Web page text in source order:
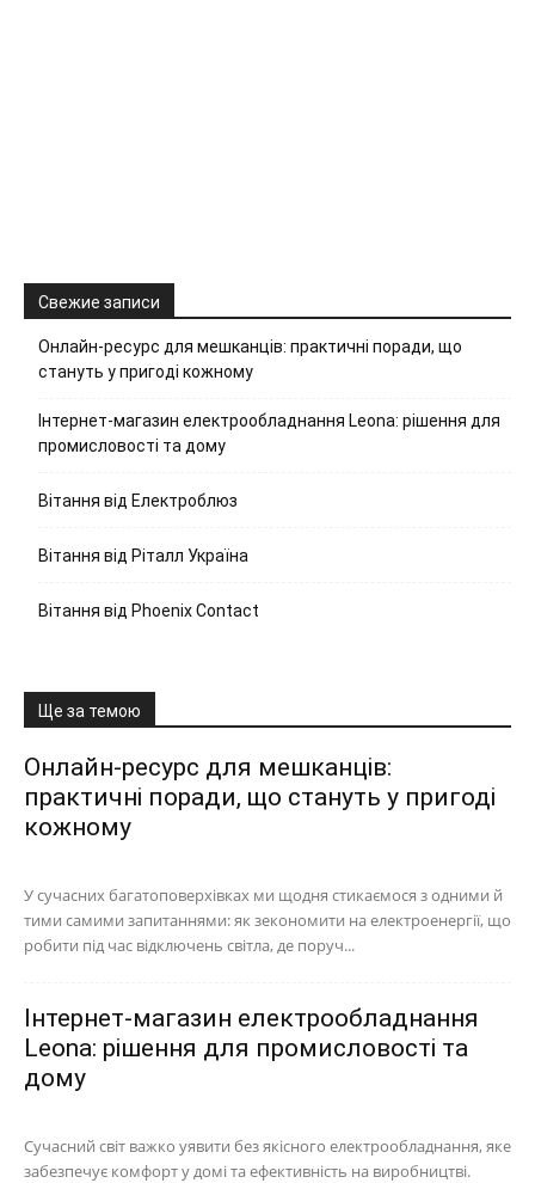
Свежие записи
Онлайн-ресурс для мешканців: практичні поради, що
стануть у пригоді кожному
Інтернет-магазин електрообладнання Leona: рішення для
промисловості та дому
Вітання від Електроблюз
Вітання від Ріталл Україна
Вітання від Phoenix Contact
Ще за темою
Онлайн-ресурс для мешканців:
практичні поради, що стануть у пригоді
кожному
У сучасних багатоповерхівках ми щодня стикаємося з одними й
тими самими запитаннями: як зекономити на електроенергії, що
робити під час відключень світла, де поруч...
Інтернет-магазин електрообладнання
Leona: рішення для промисловості та
дому
Сучасний світ важко уявити без якісного електрообладнання, яке
забезпечує комфорт у домі та ефективність на виробництві.